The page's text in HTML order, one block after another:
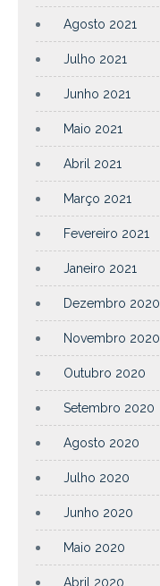
Agosto 2021
Julho 2021
Junho 2021
Maio 2021
Abril 2021
Março 2021
Fevereiro 2021
Janeiro 2021
Dezembro 2020
Novembro 2020
Outubro 2020
Setembro 2020
Agosto 2020
Julho 2020
Junho 2020
Maio 2020
Abril 2020